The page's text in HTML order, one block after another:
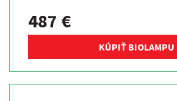
487 €
KÚPIŤ BIOLAMPU